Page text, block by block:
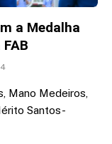
a Medalha
Mano Medeiros,
Santos-